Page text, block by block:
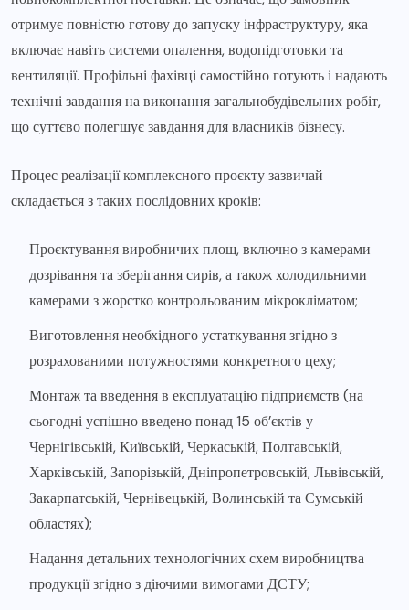
отримує повністю готову до запуску інфраструктуру, яка
включає навіть системи опалення, водопідготовки та
вентиляції. Профільні фахівці самостійно готують і надають
технічні завдання на виконання загальнобудівельних робіт,
що суттєво полегшує завдання для власників бізнесу.
Процес реалізації комплексного проєкту зазвичай
складається з таких послідовних кроків:
Проєктування виробничих площ, включно з камерами
дозрівання та зберігання сирів, а також холодильними
камерами з жорстко контрольованим мікрокліматом;
Виготовлення необхідного устаткування згідно з
розрахованими потужностями конкретного цеху;
Монтаж та введення в експлуатацію підприємств (на
сьогодні успішно введено понад 15 об’єктів у
Чернігівській, Київській, Черкаській, Полтавській,
Харківській, Запорізькій, Дніпропетровській, Львівській,
Закарпатській, Чернівецькій, Волинській та Сумській
областях);
Надання детальних технологічних схем виробництва
продукції згідно з діючими вимогами ДСТУ;